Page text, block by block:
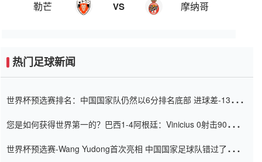
勒芒 VS 摩纳哥
热门足球新闻
世界杯预选赛排名：中国国家队仍然以6分排名底部 进球差-13令人
您是如何获得世界第一的？巴西1-4阿根廷：Vinicius 0射击90分钟
世界杯预选赛-Wang Yudong首次亮相 中国国家足球队错过了世界